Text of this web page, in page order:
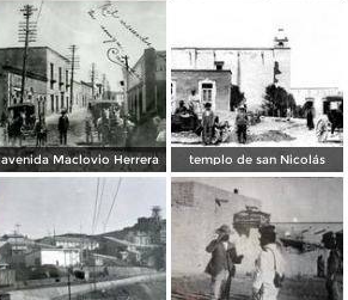
avenida Maclovio Herrera templo de san Nicolás